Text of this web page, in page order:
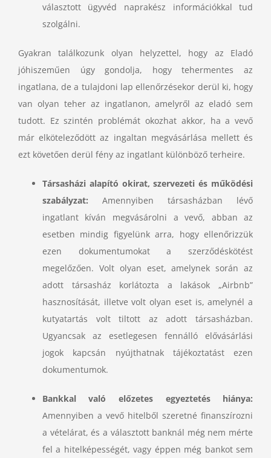
választott ügyvéd naprakész információkkal tud
szolgálni.
Gyakran találkozunk olyan helyzettel, hogy az Eladó
jóhiszeműen úgy gondolja, hogy tehermentes az
ingatlana, de a tulajdoni lap ellenőrzésekor derül ki, hogy
van olyan teher az ingatlanon, amelyről az eladó sem
tudott. Ez szintén problémát okozhat akkor, ha a vevő
már elköteleződött az ingaltan megvásárlása mellett és
ezt követően derül fény az ingatlant különböző terheire.
Társasházi alapító okirat, szervezeti és működési
szabályzat: Amennyiben társasházban lévő
ingatlant kíván megvásárolni a vevő, abban az
esetben mindig figyelünk arra, hogy ellenőrizzük
ezen dokumentumokat a szerződéskötést
megelőzően. Volt olyan eset, amelynek során az
adott társasház korlátozta a lakások „Airbnb”
hasznosítását, illetve volt olyan eset is, amelynél a
kutyatartás volt tiltott az adott társasházban.
Ugyancsak az esetlegesen fennálló elővásárlási
jogok kapcsán nyújthatnak tájékoztatást ezen
dokumentumok.
Bankkal való előzetes egyeztetés hiánya:
Amennyiben a vevő hitelből szeretné finanszírozni
a vételárat, és a választott banknál még nem mérte
fel a hitelképességét, vagy éppen még bankot sem